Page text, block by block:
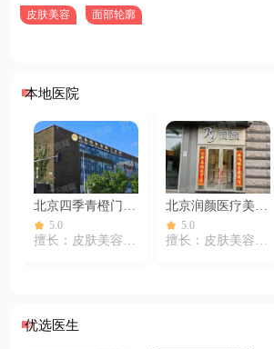
皮肤美容 面部轮廓
本地医院
北京四季青橙门诊
部 5.0
擅长： 皮肤美容
北京润颜医疗美容
诊所
5.0
擅长： 皮肤美容
优选医生